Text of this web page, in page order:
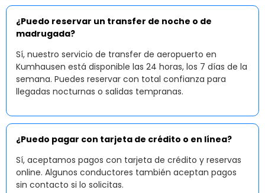
¿Puedo reservar un transfer de noche o de
madrugada?
Sí, nuestro servicio de transfer de aeropuerto en
Kumhausen está disponible las 24 horas, los 7 días de la
semana. Puedes reservar con total confianza para
llegadas nocturnas o salidas tempranas.
¿Puedo pagar con tarjeta de crédito o en línea?
Sí, aceptamos pagos con tarjeta de crédito y reservas
online. Algunos conductores también aceptan pagos
sin contacto si lo solicitas.